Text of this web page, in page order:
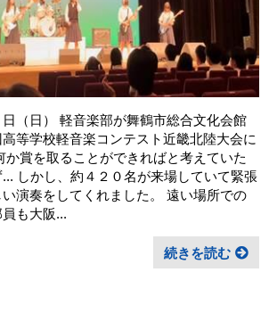
（日） 軽音楽部が舞鶴市総合文化会館
等学校軽音楽コンテスト近畿北陸大会に
か賞を取ることができればと考えていた
しかし、約４２０名が来場していて緊張
演奏をしてくれました。 遠い場所での
も大阪...
続きを読む